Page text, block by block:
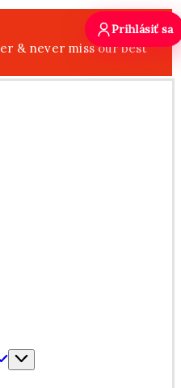
& never miss our best
Prihlásiť sa